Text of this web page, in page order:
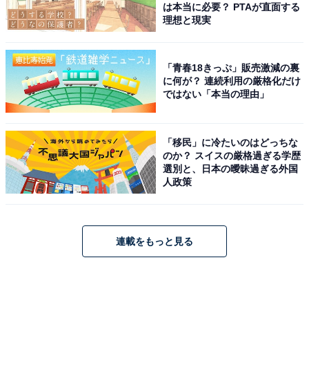
は本当に必要？ PTAが直面する
理想と現実
「青春18きっぷ」販売激減の裏
に何が？ 連続利用の厳格化だけ
ではない「本当の理由」
「移民」に冷たいのはどっちな
のか？ スイスの厳格過ぎる学歴
選別と、日本の曖昧過ぎる外国
人政策
連載をもっと見る